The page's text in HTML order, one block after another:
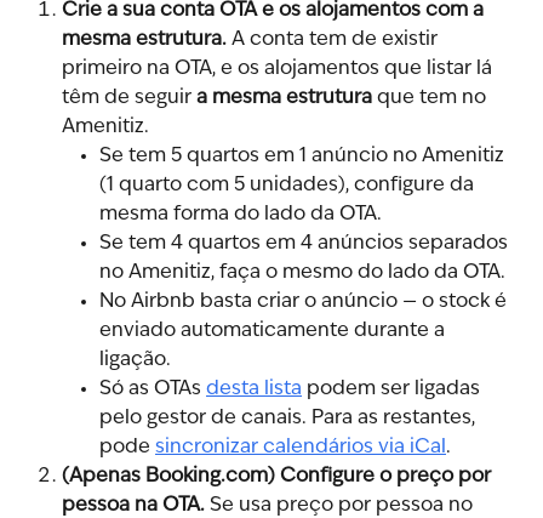
Crie a sua conta OTA e os alojamentos com a
mesma estrutura. A conta tem de existir
primeiro na OTA, e os alojamentos que listar lá
têm de seguir a mesma estrutura que tem no
Amenitiz.
Se tem 5 quartos em 1 anúncio no Amenitiz
(1 quarto com 5 unidades), configure da
mesma forma do lado da OTA.
Se tem 4 quartos em 4 anúncios separados
no Amenitiz, faça o mesmo do lado da OTA.
No Airbnb basta criar o anúncio — o stock é
enviado automaticamente durante a
ligação.
Só as OTAs desta lista podem ser ligadas
pelo gestor de canais. Para as restantes,
pode sincronizar calendários via iCal.
(Apenas Booking.com) Configure o preço por
pessoa na OTA. Se usa preço por pessoa no